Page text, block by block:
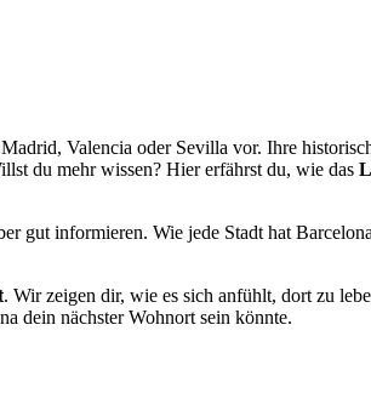
Valencia oder Sevilla vor. Ihre
du mehr wissen? Hier erfährst du, wie das
gut informieren. Wie jede Stadt hat
. Wir zeigen dir, wie es sich anfühlt, dort zu
dein nächster Wohnort sein könnte.